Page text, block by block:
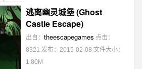
逃离幽灵城堡 (Ghost
Castle Escape)
出自： theescapegames 点击：
8321 发布：2015-02-08 文件大小：
1.80M